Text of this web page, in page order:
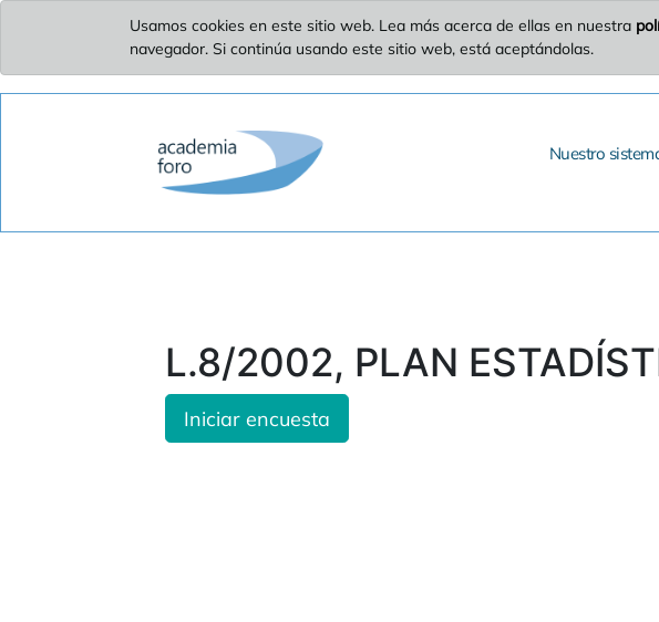
Usamos cookies en este sitio web. Lea más acerca de ellas en nuestra
navegador. Si continúa usando este sitio web, está aceptándolas.
Nuestro
L.8/2002, PLAN
Iniciar encuesta